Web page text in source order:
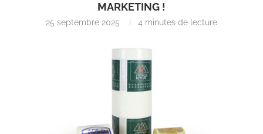
MARKETING !
25 septembre 2025 4 minutes de lecture